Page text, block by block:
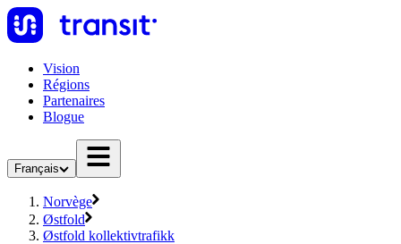
Vision
Régions
Partenaires
Blogue
Français
Norvège
Østfold
Østfold kollektivtrafikk